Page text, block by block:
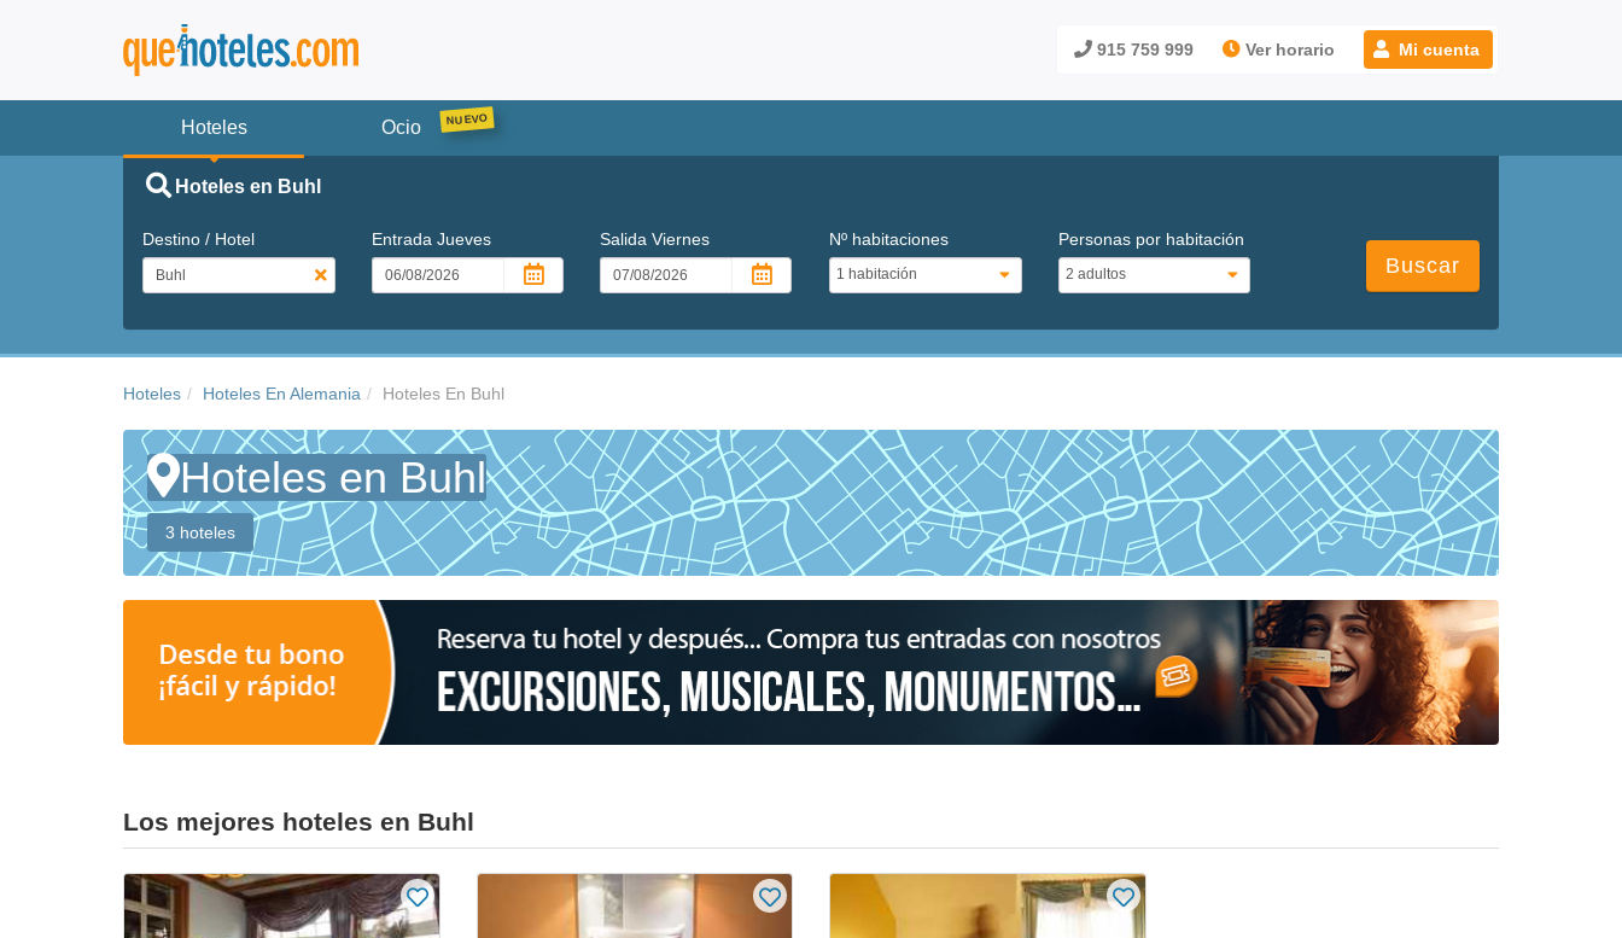
915 759 999 Ver horario Mi cuenta
Hoteles Ocio
Hoteles en Buhl
Destino / Hotel Entrada Jueves SalidaViernes Nº habitaciones Personas por habitación
Buscar
Hoteles Hoteles En Alemania Hoteles En Buhl
Hoteles en Buhl
3 hoteles
Los mejores hoteles en Buhl